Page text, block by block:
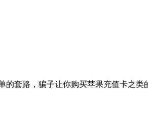
套路，骗子让你购买苹果充值卡之